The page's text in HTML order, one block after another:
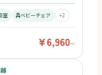
室 ベビーチェア +2
¥6,960〜